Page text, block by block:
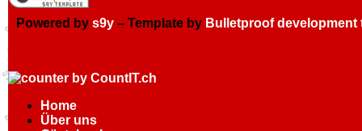
Powered by s9y – Template by Bulletproof development
Home
Über uns